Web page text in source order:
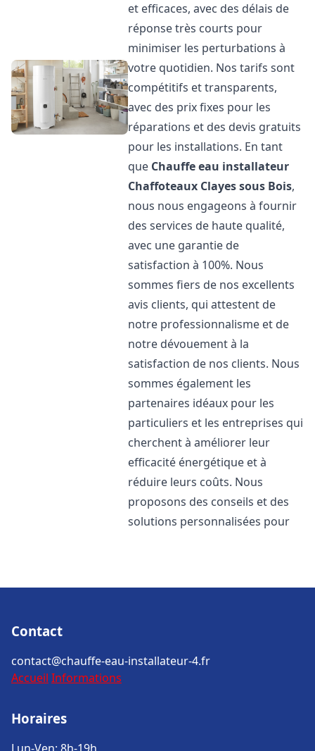
et efficaces, avec des délais de
réponse très courts pour
minimiser les perturbations à
votre quotidien. Nos tarifs sont
compétitifs et transparents,
avec des prix fixes pour les
réparations et des devis gratuits
pour les installations. En tant
que Chauffe eau installateur
Chaffoteaux Clayes sous Bois,
nous nous engageons à fournir
des services de haute qualité,
avec une garantie de
satisfaction à 100%. Nous
sommes fiers de nos excellents
avis clients, qui attestent de
notre professionnalisme et de
notre dévouement à la
satisfaction de nos clients. Nous
sommes également les
partenaires idéaux pour les
particuliers et les entreprises qui
cherchent à améliorer leur
efficacité énergétique et à
réduire leurs coûts. Nous
proposons des conseils et des
solutions personnalisées pour
Contact
contact@chauffe-eau-installateur-4.fr
Accueil Informations
Horaires